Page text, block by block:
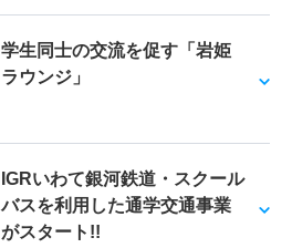
学生同士の交流を促す「岩姫
ラウンジ」
IGRいわて銀河鉄道・スクール
バスを利用した通学交通事業
がスタート!!